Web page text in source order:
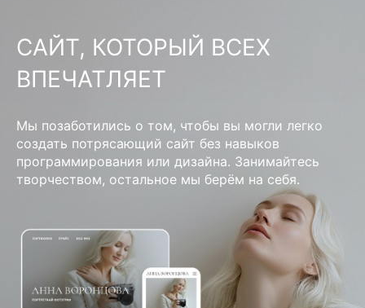
САЙТ, КОТОРЫЙ ВСЕХ
ВПЕЧАТЛЯЕТ
Мы позаботились о том, чтобы вы могли легко
создать потрясающий сайт без навыков
программирования или дизайна. Занимайтесь
творчеством, остальное мы берём на себя.